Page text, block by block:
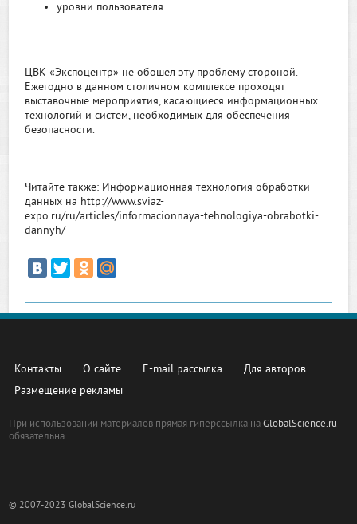
уровни пользователя.
ЦВК «Экспоцентр» не обошёл эту проблему стороной.
Ежегодно в данном столичном комплексе проходят
выставочные мероприятия, касающиеся информационных
технологий и систем, необходимых для обеспечения
безопасности.
Читайте также: Информационная технология обработки
данных на http://www.sviaz-
expo.ru/ru/articles/informacionnaya-tehnologiya-obrabotki-
dannyh/
Контакты О сайте E-mail рассылка
Для авторов
Размещение рекламы
При использовании материалов прямая гиперссылка наGlobalScience.ru
обязательна
© 2007-2023 GlobalScience.ru